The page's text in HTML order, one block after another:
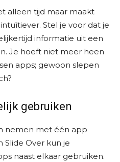
alleen tijd maar maakt
Stel je voor dat je
informatie uit een
Je hoeft niet meer heen
apps; gewoon slepen
gebruiken
nemen met één app
Slide Over kun je
naast elkaar gebruiken.